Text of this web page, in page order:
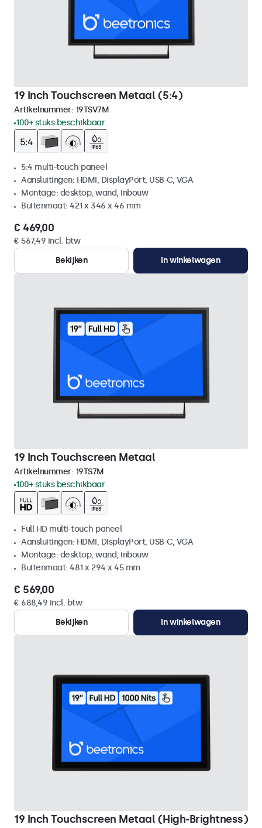
19 Inch Touchscreen Metaal (5:4)
Artikelnummer: 19TSV7M
100+ stuks beschikbaar
5:4 multi-touch paneel
Aansluitingen: HDMI, DisplayPort, USB-C, VGA
Montage: desktop, wand, inbouw
Buitenmaat: 421 x 346 x 46 mm
€ 469,00
€ 567,49 incl. btw
Bekijken
In winkelwagen
19 Inch Touchscreen Metaal
Artikelnummer: 19TS7M
100+ stuks beschikbaar
Full HD multi-touch paneel
Aansluitingen: HDMI, DisplayPort, USB-C, VGA
Montage: desktop, wand, inbouw
Buitenmaat: 481 x 294 x 45 mm
€ 569,00
€ 688,49 incl. btw
Bekijken
In winkelwagen
19 Inch Touchscreen Metaal (High-Brightness)